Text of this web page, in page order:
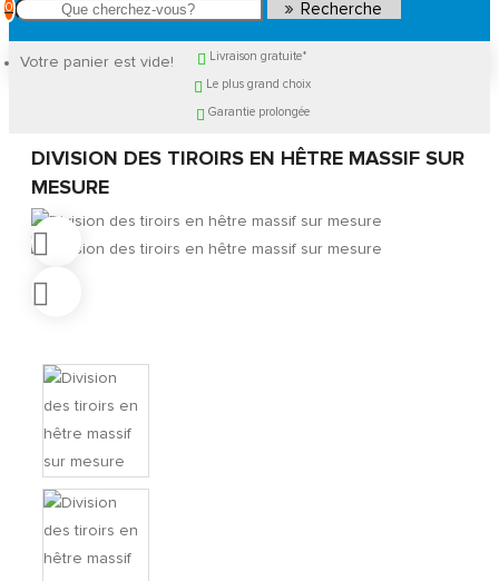
0
Votre panier est vide!
Recherche
Livraison gratuite*
Le plus grand choix
Garantie prolongée
DIVISION DES TIROIRS EN HÊTRE MASSIF SUR
MESURE